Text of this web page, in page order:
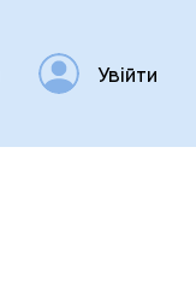
Увійти